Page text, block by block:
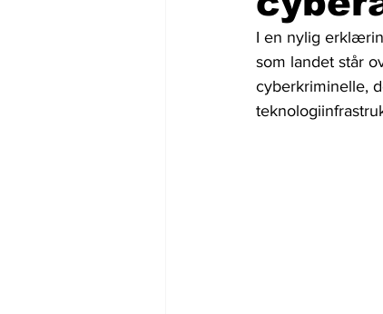
I en nylig
som landet står
cyberkriminelle,